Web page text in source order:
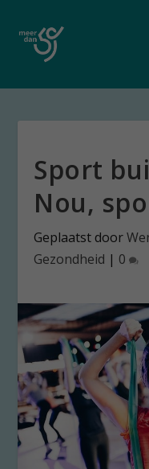
Sport
Nou,
Geplaatst door
Gezondheid | 0